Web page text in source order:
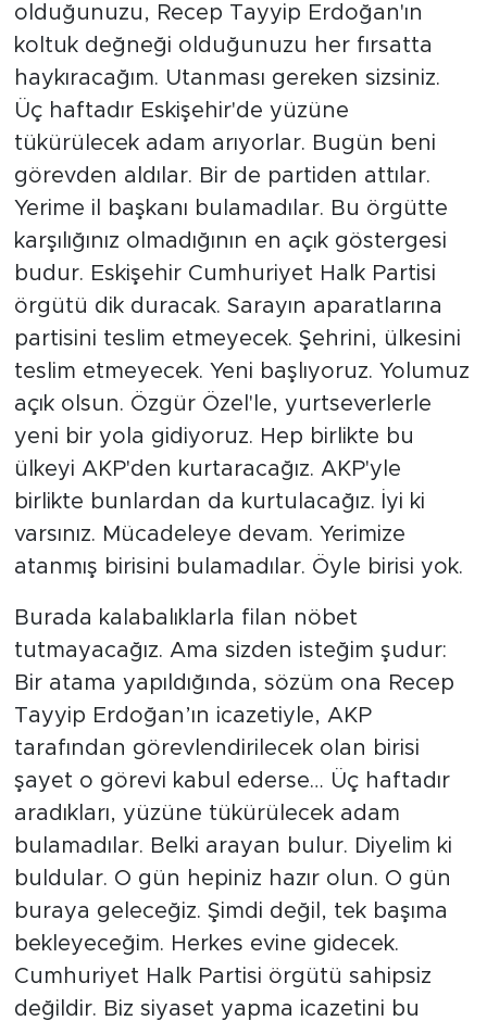
olduğunuzu, Recep Tayyip Erdoğan'ın
koltuk değneği olduğunuzu her fırsatta
haykıracağım. Utanması gereken sizsiniz.
Üç haftadır Eskişehir'de yüzüne
tükürülecek adam arıyorlar. Bugün beni
görevden aldılar. Bir de partiden attılar.
Yerime il başkanı bulamadılar. Bu örgütte
karşılığınız olmadığının en açık göstergesi
budur. Eskişehir Cumhuriyet Halk Partisi
örgütü dik duracak. Sarayın aparatlarına
partisini teslim etmeyecek. Şehrini, ülkesini
teslim etmeyecek. Yeni başlıyoruz. Yolumuz
açık olsun. Özgür Özel'le, yurtseverlerle
yeni bir yola gidiyoruz. Hep birlikte bu
ülkeyi AKP'den kurtaracağız. AKP'yle
birlikte bunlardan da kurtulacağız. İyi ki
varsınız. Mücadeleye devam. Yerimize
atanmış birisini bulamadılar. Öyle birisi yok.
Burada kalabalıklarla filan nöbet
tutmayacağız. Ama sizden isteğim şudur:
Bir atama yapıldığında, sözüm ona Recep
Tayyip Erdoğan’ın icazetiyle, AKP
tarafından görevlendirilecek olan birisi
şayet o görevi kabul ederse… Üç haftadır
aradıkları, yüzüne tükürülecek adam
bulamadılar. Belki arayan bulur. Diyelim ki
buldular. O gün hepiniz hazır olun. O gün
buraya geleceğiz. Şimdi değil, tek başıma
bekleyeceğim. Herkes evine gidecek.
Cumhuriyet Halk Partisi örgütü sahipsiz
değildir. Biz siyaset yapma icazetini bu